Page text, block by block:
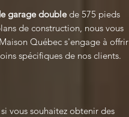
garage doublede 575 pieds
de construction, nous vous
Québec s'engage à offrir
spécifiques de nos clients.
vous souhaitez obtenir des